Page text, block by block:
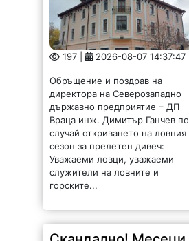
197 | 2026-08-07 14:37:47
Обръщение и поздрав на
директора на Северозападно
държавно предприятие – ДП
Враца инж. Димитър Ганчев по
случай откриването на ловния
сезон за прелетен дивеч:
Уважаеми ловци, уважаеми
служители на ловните и
горските...